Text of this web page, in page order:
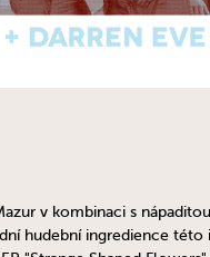
v kombinaci s nápaditou
hudební ingredience této